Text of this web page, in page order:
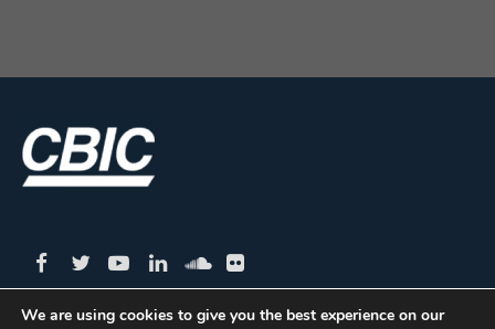
We are using cookies to give you the best experience on our